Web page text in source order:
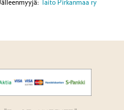
900,00 €
Taito Pirkanmaa ry